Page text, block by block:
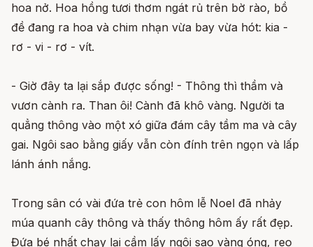
hoa nở. Hoa hồng tươi thơm ngát rủ trên bờ rào, bồ
đề đang ra hoa và chim nhạn vừa bay vừa hót: kia -
rơ - vi - rơ - vít.
- Giờ đây ta lại sắp được sống! - Thông thì thầm và
vươn cành ra. Than ôi! Cành đã khô vàng. Người ta
quẳng thông vào một xó giữa đám cây tầm ma và cây
gai. Ngôi sao bằng giấy vẫn còn đính trên ngọn và lấp
lánh ánh nắng.
Trong sân có vài đứa trẻ con hôm lễ Noel đã nhảy
múa quanh cây thông và thấy thông hôm ấy rất đẹp.
Đứa bé nhất chạy lại cầm lấy ngôi sao vàng óng, reo